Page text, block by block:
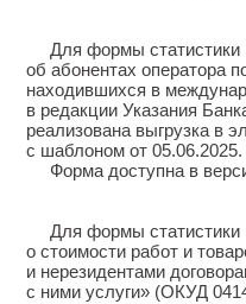
Для формы
об абонентах оператора
находившихся в
в редакции Указания
реализована выгрузка в
с шаблоном от 05.06.2025.
Форма доступна в
Для формы
о стоимости работ и
и нерезидентами
с ними услуги» (ОКУД